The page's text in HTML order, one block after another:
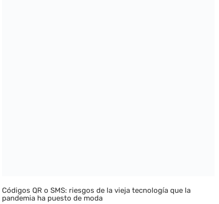
Códigos QR o SMS: riesgos de la vieja tecnología que la
pandemia ha puesto de moda